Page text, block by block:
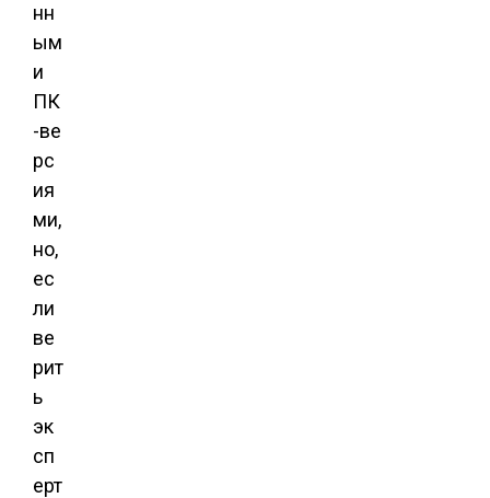
нн
ым
и
ПК
-ве
рс
ия
ми,
но,
ес
ли
ве
рит
ь
эк
сп
ерт